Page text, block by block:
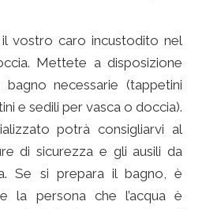
vostro caro incustodito nel
Mettete a disposizione
necessarie (tappetini
e sedili per vasca o doccia).
potrà consigliarvi al
di sicurezza e gli ausili da
Se si prepara il bagno, è
la persona che l’acqua è